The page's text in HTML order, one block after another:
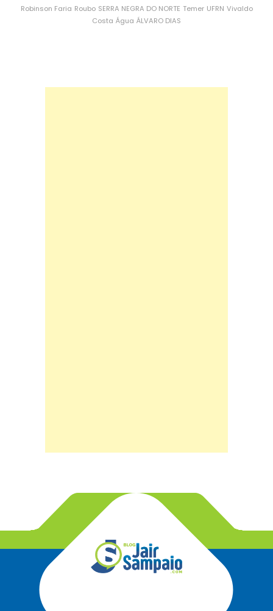
Robinson Faria Roubo SERRA NEGRA DO NORTE Temer UFRN Vivaldo
Costa Água ÁLVARO DIAS